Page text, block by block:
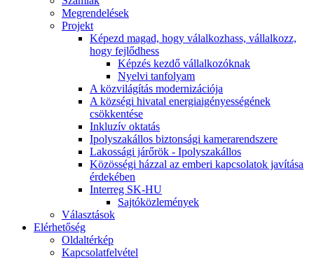
Megrendelések
Projekt
Képezd magad, hogy válalkozhass, vállalkozz,
hogy fejlődhess
Képzés kezdő vállalkozóknak
Nyelvi tanfolyam
A közvilágítás modernizációja
A községi hivatal energiaigényességének
csökkentése
Inkluzív oktatás
Ipolyszakállos biztonsági kamerarendszere
Lakossági járőrök - Ipolyszakállos
Közösségi házzal az emberi kapcsolatok javítása
érdekében
Interreg SK-HU
Sajtóközlemények
Választások
Elérhetőség
Oldaltérkép
Kapcsolatfelvétel